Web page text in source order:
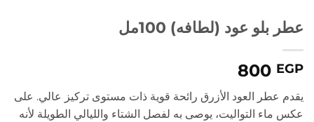
عطر بلو عود (لطافه) 100مل
800 EGP
يقدم عطر العود الأزرق رائحة قوية ذات مستوى تركيز عالي. على
عكس ماء التواليت، يوصى به لفصل الشتاء والليالي الطويلة لأنه